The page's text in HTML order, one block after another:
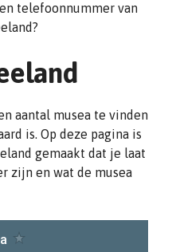
telefoonnummer van
aantal musea te vinden
is. Op deze pagina is
gemaakt dat je laat
zijn en wat de musea